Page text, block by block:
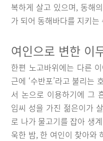
복하게 살고 있으며, 동해
가 되어 동해바다를 지키
여인으로 변한 이
한편 노고바위에는 다른
근에 ‘수반포’라고 불리는
서 논으로 이용하기에 그
임씨 성을 가진 젊은이가
로 나가 물고기를 잡아 생
욱한 밤, 한 여인이 찾아와